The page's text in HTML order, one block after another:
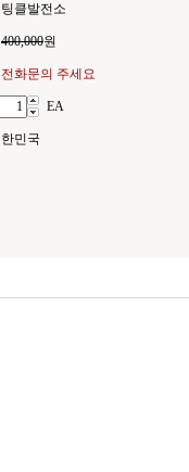
클발전소
400,000원
화문의 주세요
EA
민국